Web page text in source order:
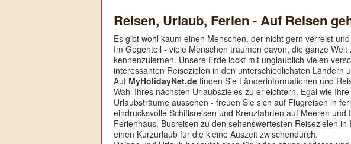
Reisen, Urlaub, Ferien - Auf Reisen
Es gibt wohl kaum einen Menschen, der nicht gern verreist
Im Gegenteil - viele Menschen träumen davon, die ganze
kennenzulernen. Unsere Erde lockt mit unglaublich vielen
interessanten Reisezielen in den unterschiedlichsten Ländern
Auf MyHolidayNet.de finden Sie Länderinformationen und
Wahl Ihres nächsten Urlaubszieles zu erleichtern. Egal wie
Urlaubsträume aussehen - freuen Sie sich auf Flugreisen in
eindrucksvolle Schiffsreisen und Kreuzfahrten auf Meeren und
Ferienhaus, Busreisen zu den sehenswertesten Reisezielen in
einen Kurzurlaub für die kleine Auszeit zwischendurch.